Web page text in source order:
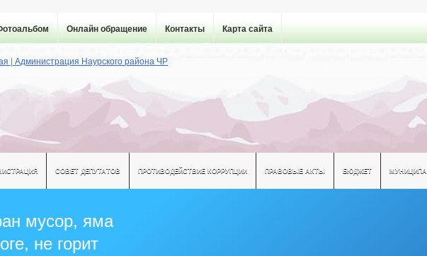
Онлайн обращение Контакты Карта сайта
СОВЕТ ДЕПУТАТОВ ПРОТИВОДЕЙСТВИЕ КОРРУПЦИИ ПРАВОВЫЕ АКТЫ БЮДЖЕТ
мусор, яма
не горит